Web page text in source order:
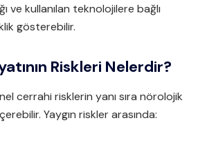
ve kullanılan teknolojilere bağlı
gösterebilir.
Riskleri Nelerdir?
cerrahi risklerin yanı sıra nörolojik
Yaygın riskler arasında: